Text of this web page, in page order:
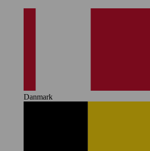
Danmark